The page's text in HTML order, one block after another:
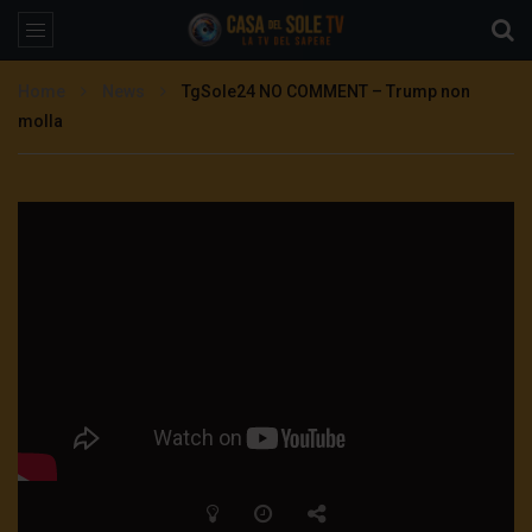
TgSole24 NO COMMENT – Trump non
molla